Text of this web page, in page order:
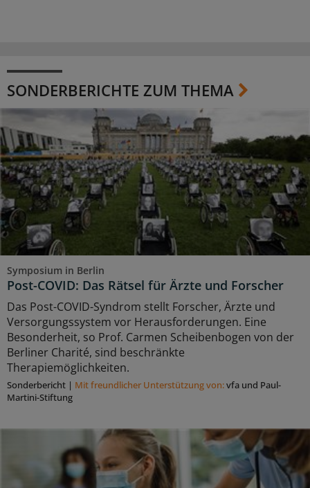
SONDERBERICHTE ZUM THEMA
Symposium in Berlin
Post-COVID: Das Rätsel für Ärzte und Forscher
Das Post-COVID-Syndrom stellt Forscher, Ärzte und
Versorgungssystem vor Herausforderungen. Eine
Besonderheit, so Prof. Carmen Scheibenbogen von der
Berliner Charité, sind beschränkte
Therapiemöglichkeiten.
Sonderbericht | Mit freundlicher Unterstützung von:vfa und Paul-
Martini-Stiftung